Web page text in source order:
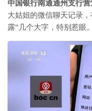
中国银行南通通州支行营
大姑姐的微信聊天记录
露”几个大字，特别惹眼。